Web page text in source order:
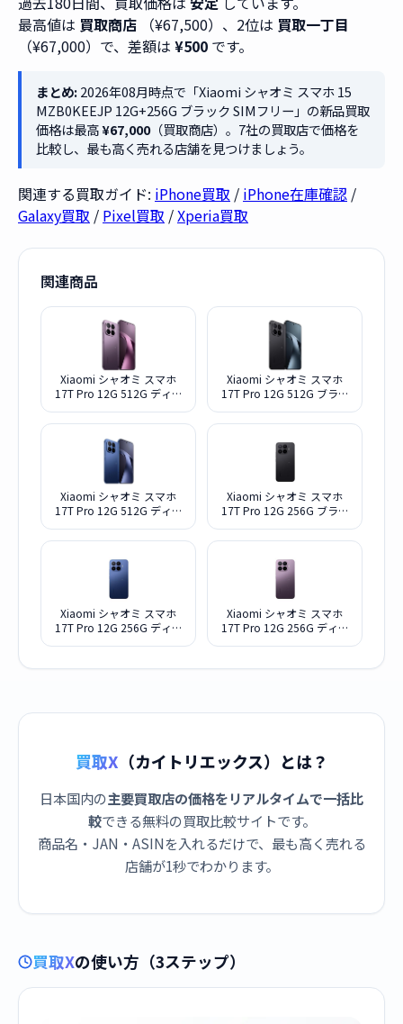
最高値は 買取商店 （¥67,500）、2位は 買取一丁目
（¥67,000）で、差額は ¥500 です。
まとめ:2026年08月時点で「Xiaomi シャオミ スマホ 15
MZB0KEEJP 12G+256G ブラック SIMフリー」の新品買取
価格は最高¥67,000（買取商店）。7社の買取店で価格を
比較し、最も高く売れる店舗を見つけましょう。
関連する買取ガイド: iPhone買取 / iPhone在庫確認 /
Galaxy買取 / Pixel買取 /Xperia買取
関連商品
Xiaomi シャオミ スマホ
17T Pro 12G 512G ディー
Xiaomi シャオミ スマホ
17T Pro 12G 512G ブラッ
Xiaomi シャオミ スマホ
17T Pro 12G 512G ディー
Xiaomi シャオミ スマホ
17T Pro 12G 256G ブラッ
Xiaomi シャオミ スマホ
17T Pro 12G 256G ディー
Xiaomi シャオミ スマホ
17T Pro 12G 256G ディー
買取X （カイトリエックス）とは？
日本国内の主要買取店の価格をリアルタイムで一括比
較できる無料の買取比較サイトです。
商品名・JAN・ASINを入れるだけで、最も高く売れる
店舗が1秒でわかります。
買取Xの使い方（3ステップ）